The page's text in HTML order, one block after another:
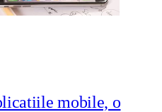
mobile, o